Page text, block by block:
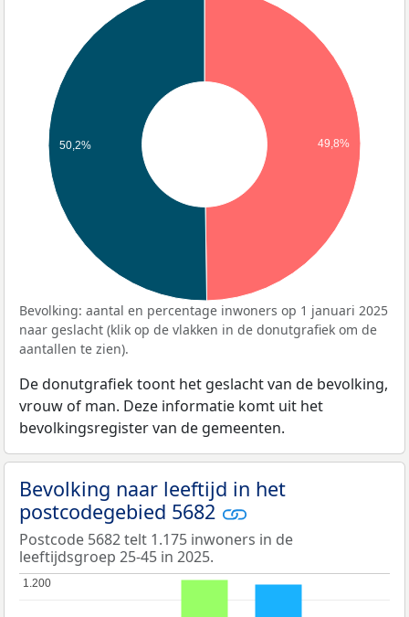
49,8%
50,2%
Bevolking: aantal en percentage inwoners op 1 januari 2025
naar geslacht (klik op de vlakken in de donutgrafiek om de
aantallen te zien).
De donutgrafiek toont het geslacht van de bevolking,
vrouw of man. Deze informatie komt uit het
bevolkingsregister van de gemeenten.
Bevolking naar leeftijd in het
postcodegebied 5682
Postcode 5682 telt 1.175 inwoners in de
leeftijdsgroep 25-45 in 2025.
1.200
1.200